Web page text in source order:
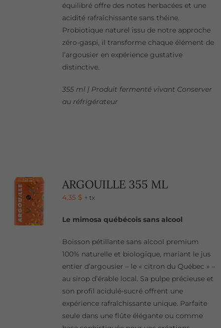
équilibré offre des notes herbacées et une
acidité rafraîchissante sans théine.
Probiotique naturel issu de notre approche
zéro-gaspi, il transforme chaque élément de
l’argousier en expérience gustative
distinctive.
355 ml | Produit fermenté vivant Conserver
au réfrigérateur
ARGOUILLE 355 ML
4,35 $ + tx
Le mimosa québécois sans alcool
Boisson pétillante sans alcool premium
100% naturelle et biologique, mariant le jus
entier d’argousier – le « citron du Québec » –
au sirop d’érable local. Sa pulpe précieuse et
son profil acidulé-sucré offrent une
expérience rafraîchissante unique. Parfaite
seule dans une flûte élégante ou comme